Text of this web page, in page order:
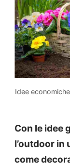
Idee
Con le idee
l’outdoor in
come